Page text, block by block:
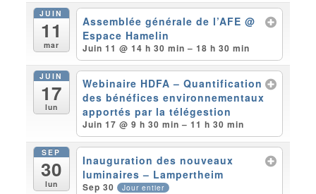
JUIN
11
mar
Assemblée générale de l’AFE@
Espace Hamelin
Juin 11 @ 14 h 30 min – 18 h 30 min
JUIN
17
lun
Webinaire HDFA – Quantification
des bénéfices environnementaux
apportés par la télégestion
Juin 17 @ 9 h 30 min – 11 h 30 min
SEP
30
lun
Inauguration des nouveaux
luminaires – Lampertheim
Sep 30 Jour entier